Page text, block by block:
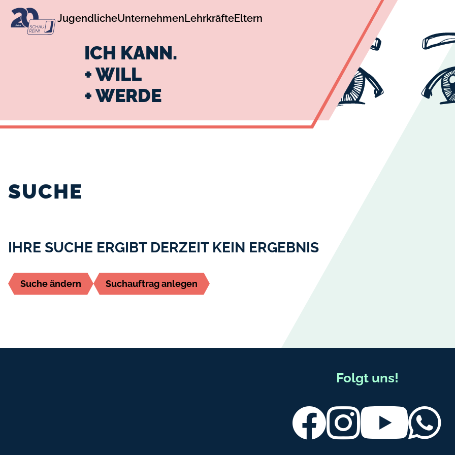
Navigation
zum
Inhalt
JugendlicheUnternehmenLehrkräfteEltern
ICH KANN.
+ WILL
+ WERDE
SUCHE
IHRE SUCHE ERGIBT DERZEIT KEIN ERGEBNIS
Suche ändern Suchauftrag anlegen
Folgt uns!
FacebookInstagram Youtube